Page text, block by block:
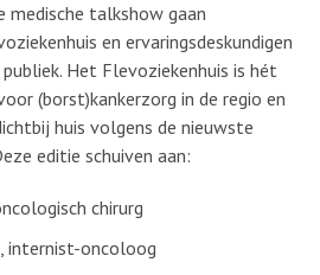
medische talkshow gaan
en ervaringsdeskundigen
Het Flevoziekenhuis is hét
(borst)kankerzorg in de regio en
huis volgens de nieuwste
editie schuiven aan:
chirurg
internist-oncoloog